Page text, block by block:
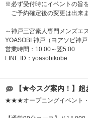
※必ず受付時にイベントの旨
ご予約確定後の変更は出来ま
～神戸三宮素人専門メンズエ
YOASOBI 神戸（ヨアソビ神戸
営業時間：10:00～翌5:00
LINE ID：yoasobikobe
【★今スグ案内！】
★★★オープニングイベント